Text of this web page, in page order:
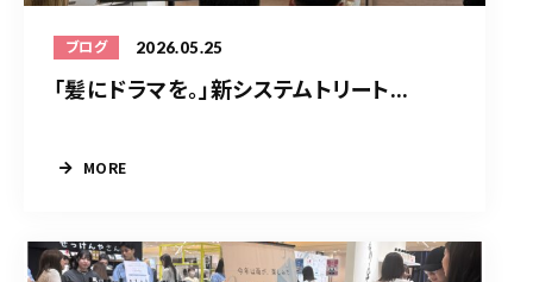
ブログ 2026.05.25
「髪にドラマを。」新システムトリート...
MORE